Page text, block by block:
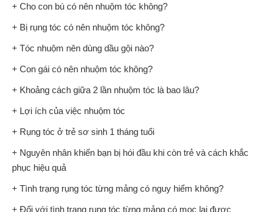
+ Cho con bú có nên nhuộm tóc không?
+ Bị rụng tóc có nên nhuộm tóc không?
+ Tóc nhuộm nên dùng dầu gội nào?
+ Con gái có nên nhuộm tóc không?
+ Khoảng cách giữa 2 lần nhuộm tóc là bao lâu?
+ Lợi ích của việc nhuộm tóc
+ Rụng tóc ở trẻ sơ sinh 1 tháng tuổi
+ Nguyên nhân khiến bạn bị hói đầu khi còn trẻ và cách khắc
phục hiệu quả
+ Tình trạng rụng tóc từng mảng có nguy hiểm không?
+ Đối với tình trạng rụng tóc từng mảng có mọc lại được